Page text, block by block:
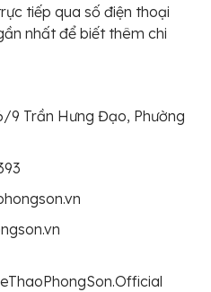
tiếp qua số điện thoại
nhất để biết thêm chi
9 Trần Hưng Đạo, Phường